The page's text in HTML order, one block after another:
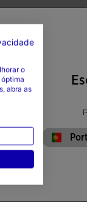
o
abra as